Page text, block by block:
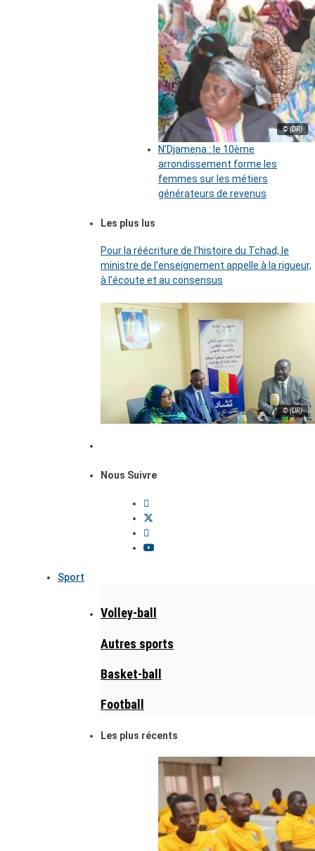
© (DR)
N’Djamena : le 10ème
arrondissement forme les
femmes sur les métiers
générateurs de revenus
Les plus lus
Pour la réécriture de l’histoire du Tchad, le
ministre de l’enseignement appelle à la rigueur,
à l’écoute et au consensus
© (DR)
Nous Suivre
Sport
Volley-ball
Autres sports
Basket-ball
Football
Les plus récents